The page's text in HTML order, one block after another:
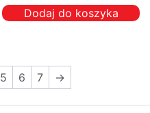
Dodaj do koszyka
5 6 7 →